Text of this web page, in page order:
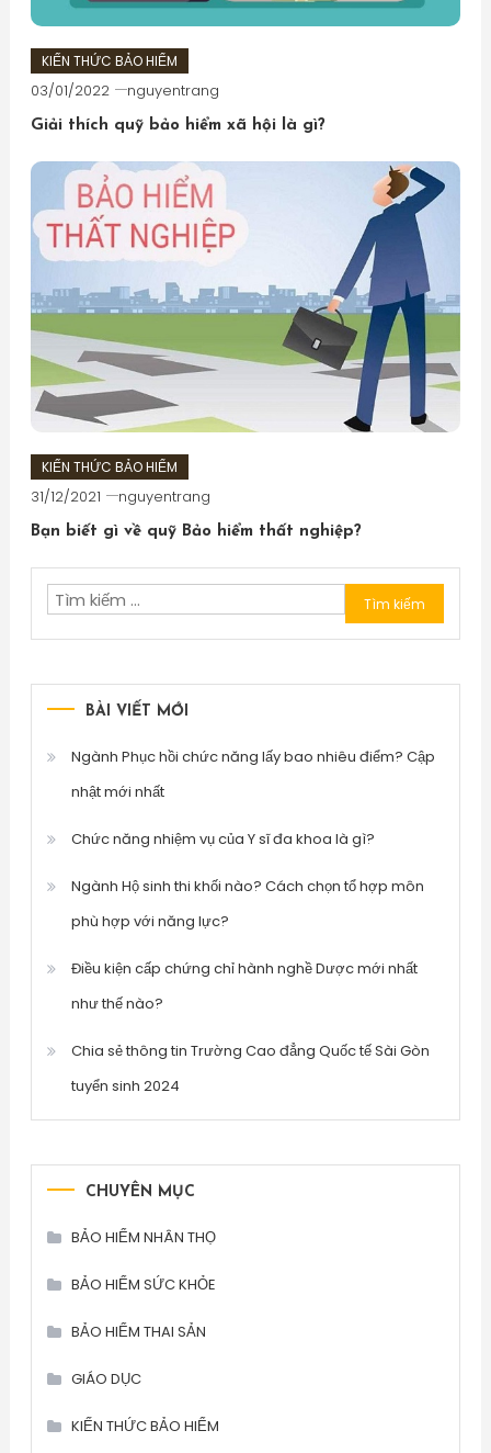
KIẾN THỨC BẢO HIỂM
03/01/2022 nguyentrang
Giải thích quỹ bảo hiểm xã hội là gì?
KIẾN THỨC BẢO HIỂM
31/12/2021 nguyentrang
Bạn biết gì về quỹ Bảo hiểm thất nghiệp?
Tìm
kiếm
BÀI VIẾT MỚI
Ngành Phục hồi chức năng lấy bao nhiêu điểm? Cập
nhật mới nhất
Chức năng nhiệm vụ của Y sĩ đa khoa là gì?
Ngành Hộ sinh thi khối nào? Cách chọn tổ hợp môn
phù hợp với năng lực?
Điều kiện cấp chứng chỉ hành nghề Dược mới nhất
như thế nào?
Chia sẻ thông tin Trường Cao đẳng Quốc tế Sài Gòn
tuyển sinh 2024
CHUYÊN MỤC
BẢO HIỂM NHÂN THỌ
BẢO HIỂM SỨC KHỎE
BẢO HIỂM THAI SẢN
GIÁO DỤC
KIẾN THỨC BẢO HIỂM